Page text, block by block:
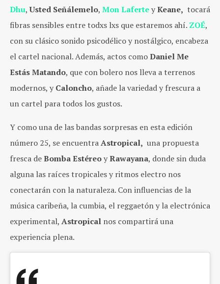
Dhu,Usted Señálemelo, Mon LaferteyKeane, tocará
fibras sensibles entre todxs lxs que estaremos ahí. ZOÉ,
con su clásico sonido psicodélico y nostálgico, encabeza
el cartel nacional. Además, actos comoDaniel Me
Estás Matando, que con bolero nos lleva a terrenos
modernos, y Caloncho, añade la variedad y frescura a
un cartel para todos los gustos.
Y como una de las bandas sorpresas en esta edición
número 25, se encuentraAstropical, una propuesta
fresca deBomba EstéreoyRawayana, donde sin duda
alguna las raíces tropicales y ritmos electro nos
conectarán con la naturaleza. Con influencias de la
música caribeña, la cumbia, el reggaetón y la electrónica
experimental, Astropical nos compartirá una
experiencia plena.